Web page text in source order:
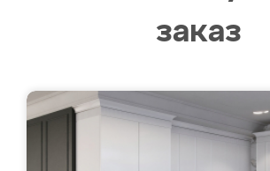
заказ